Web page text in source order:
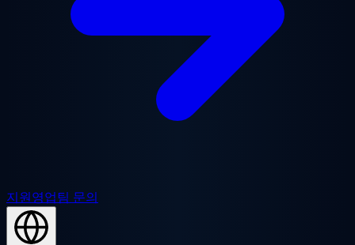
지원영업팀 문의